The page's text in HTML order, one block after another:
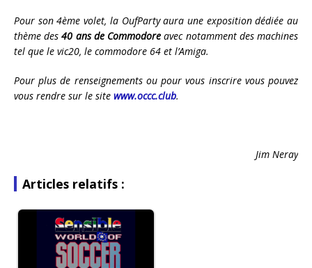
Pour son 4ème volet, la OufParty aura une exposition dédiée au
thème des40 ans de Commodore avec notamment des machines
tel que le vic20, le commodore 64 et l’Amiga.
Pour plus de renseignements ou pour vous inscrire vous pouvez
vous rendre sur le site www.occc.club.
Jim Neray
Articles relatifs :